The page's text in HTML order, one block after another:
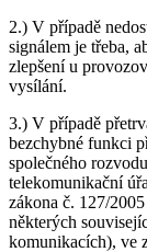
2.) V případě
signálem je třeba,
zlepšení u
vysílání.
3.) V případě
bezchybné funkci
společného
telekomunikační
zákona č. 127/
některých
komunikacích), ve